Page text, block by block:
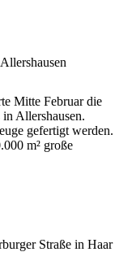
Mitte Februar die
Allershausen.
gefertigt werden.
m² große
Straße in Haar